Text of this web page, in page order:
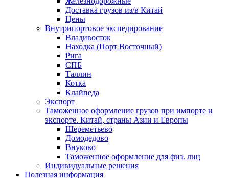
Доставка грузов из/в Китай
Цены
Внутрипортовое экспедирование
Владивосток
Находка (Порт Восточный)
Рига
СПБ
Таллин
Котка
Клайпеда
Экспорт
Таможенное оформление грузов при импорте и
экспорте. Китай, страны Азии и Европы
Шереметьево
Домодедово
Внуково
Таможенное оформление для физ. лиц
Индивидуальные решения
Полезная информация